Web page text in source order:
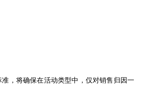
，将确保在活动类型中，仅对销售归因一